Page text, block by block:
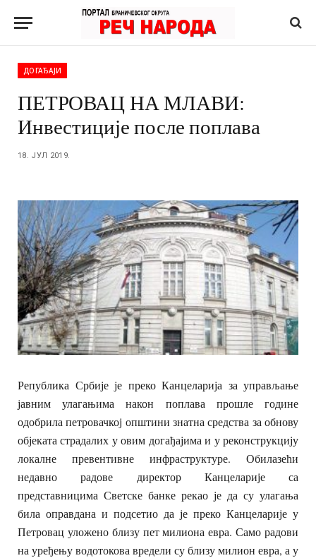
ДОГАЂАЈИ
ПЕТРОВАЦ НА МЛАВИ:
Инвестиције после поплава
18. ЈУЛ 2019.
Република Србије је преко Канцеларија за управљање
јавним улагањима након поплава прошле године
одобрила петровачкој општини знатна средства за обнову
објеката страдалих у овим догађајима и у реконструкцију
локалне превентивне инфраструктуре. Обилазећи
недавно радове директор Канцеларије са
представницима Светске банке рекао је да су улагања
била оправдана и подсетио да је преко Канцеларије у
Петровац уложено близу пет милиона евра. Само радови
на уређењу водотокова вредели су близу милион евра, а у